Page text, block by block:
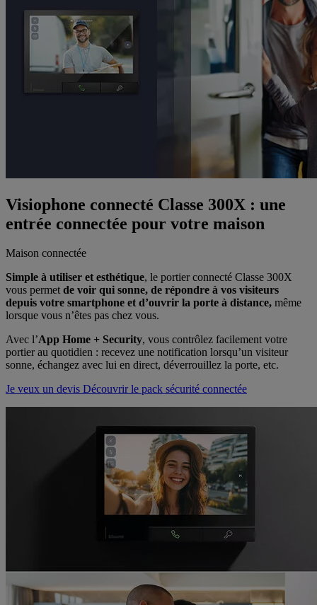
Visiophone connecté Classe 300X : une
entrée connectée pour votre maison
Maison connectée
Simple à utiliser et esthétique, le portier connecté Classe 300X
vous permetde voir qui sonne, de répondre à vos visiteurs
depuis votre smartphone et d’ouvrir la porte à distance, même
lorsque vous n’êtes pas chez vous.
Avec l’App Home + Security, vous contrôlez facilement votre
portier au quotidien : recevez une notification lorsqu’un visiteur
sonne, échangez avec lui en direct, déverrouillez la porte, etc.
Je veux un devis Découvrir le pack sécurité connectée